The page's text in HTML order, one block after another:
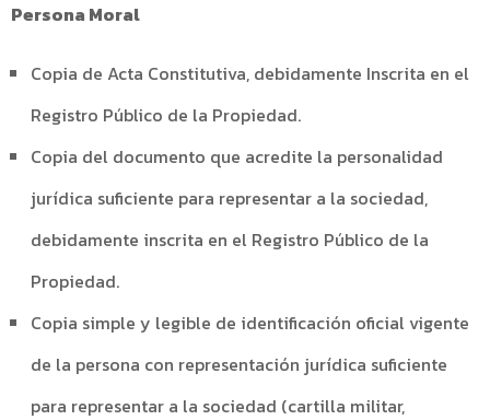
Persona Moral
Copia de Acta Constitutiva, debidamente Inscrita en el
Registro Público de la Propiedad.
Copia del documento que acredite la personalidad
jurídica suficiente para representar a la sociedad,
debidamente inscrita en el Registro Público de la
Propiedad.
Copia simple y legible de identificación oficial vigente
de la persona con representación jurídica suficiente
para representar a la sociedad (cartilla militar,